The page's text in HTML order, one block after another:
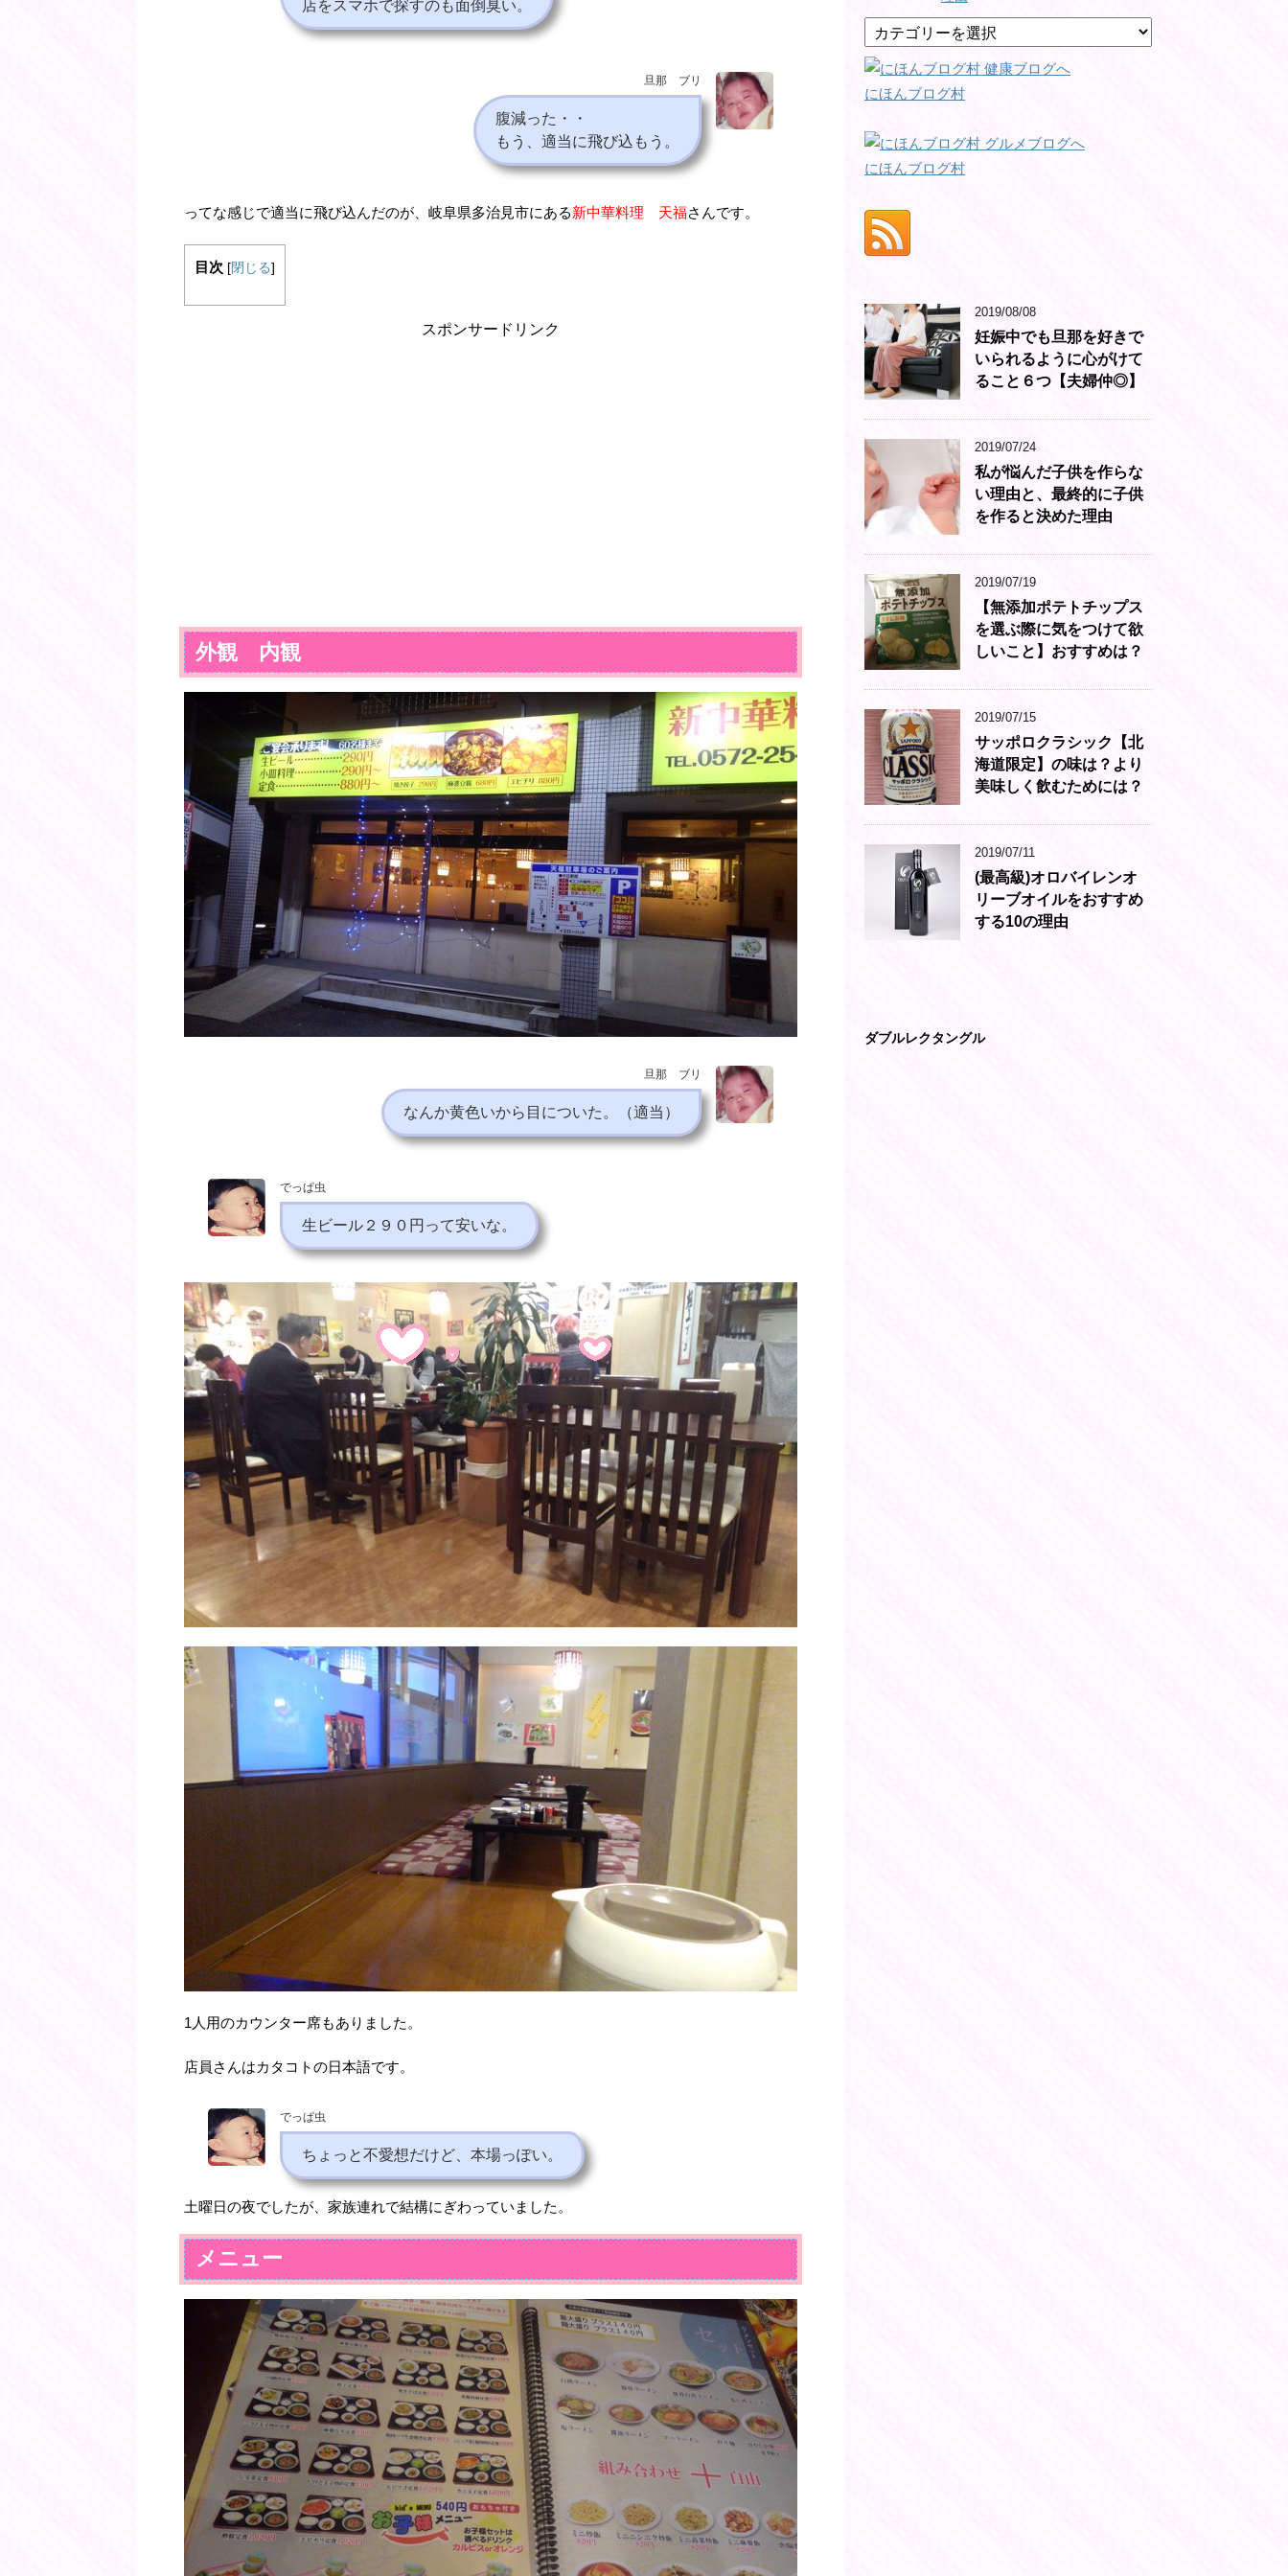
店をスマホで探すのも面倒臭い。
旦那 ブリ
腹減った・・
もう、適当に飛び込もう。
ってな感じで適当に飛び込んだのが、岐阜県多治見市にある新中華料理 天福さんです。
目次 [閉じる]
スポンサードリンク
外観 内観
旦那 ブリ
なんか黄色いから目についた。（適当）
でっぱ虫
生ビール２９０円って安いな。
1人用のカウンター席もありました。
店員さんはカタコトの日本語です。
でっぱ虫
ちょっと不愛想だけど、本場っぽい。
土曜日の夜でしたが、家族連れで結構にぎわっていました。
メニュー
テ
ゴ
リ
ー
にほんブログ村
にほんブログ村
2019/08/08
妊娠中でも旦那を好きで
いられるように心がけて
ること６つ【夫婦仲◎】
2019/07/24
私が悩んだ子供を作らな
い理由と、最終的に子供
を作ると決めた理由
2019/07/19
【無添加ポテトチップス
を選ぶ際に気をつけて欲
しいこと】おすすめは？
2019/07/15
サッポロクラシック【北
海道限定】の味は？より
美味しく飲むためには？
2019/07/11
(最高級)オロバイレンオ
リーブオイルをおすすめ
する10の理由
ダブルレクタングル